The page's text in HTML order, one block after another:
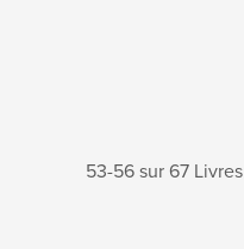
53-56 sur 67 Livres